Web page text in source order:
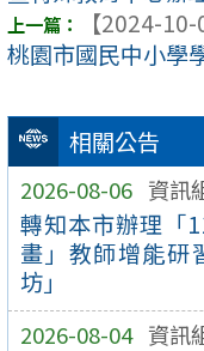
相關公告
2026-08-06 資訊
轉知本市辦理「
畫」教師增能研
坊」
2026-08-04 資訊
【2024-10-
桃園市國民中小學